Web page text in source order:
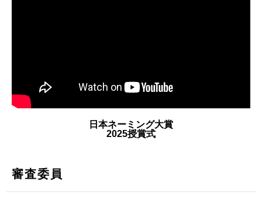
日本ネーミング大賞
2025授賞式
審査委員